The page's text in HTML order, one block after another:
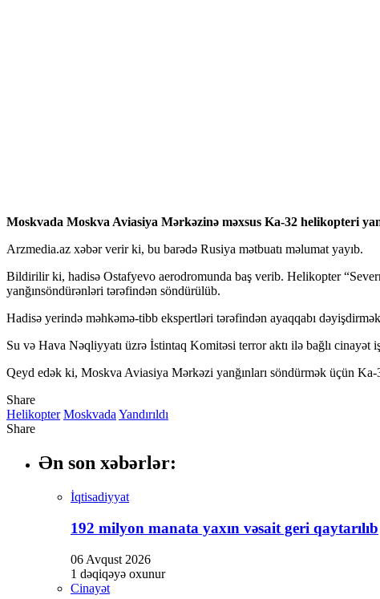
Moskvada Moskva Aviasiya Mərkəzinə məxsus Ka-32 helikopteri
Arzmedia.az xəbər verir ki, bu barədə Rusiya mətbuatı məlumat yayıb.
Bildirilir ki, hadisə Ostafyevo aerodromunda baş verib. Helikopter
yanğınsöndürənləri tərəfindən söndürülüb.
Hadisə yerində məhkəmə-tibb ekspertləri tərəfindən ayaqqabı
Su və Hava Nəqliyyatı üzrə İstintaq Komitəsi terror aktı ilə bağlı cinayət
Qeyd edək ki, Moskva Aviasiya Mərkəzi yanğınları söndürmək üçün
Share
Helikopter MoskvadaYandırıldı
Share
Ən son xəbərlər:
İqtisadiyyat
192 milyon manata yaxın vəsait geri qaytarılıb
06 Avqust 2026
1 dəqiqəyə oxunur
Cinayət